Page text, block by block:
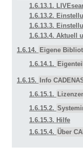
1.6.13.1.
1.6.13.2.
1.6.13.3.
1.6.13.4. Aktuell
1.6.14. Eigene
1.6.14.1.
1.6.15.
Info
1.6.15.1.
1.6.15.2.
1.6.15.3. Hilfe
1.6.15.4. Über